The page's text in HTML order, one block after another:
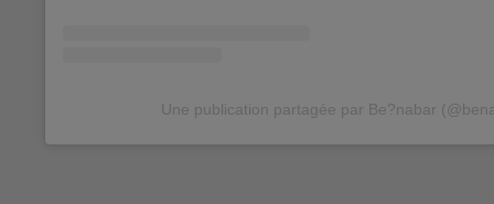
Une publication partagée par Be?nabar